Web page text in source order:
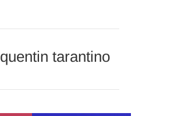
quentin tarantino